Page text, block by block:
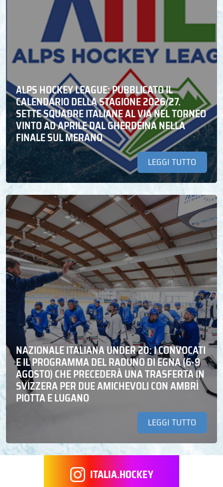
ALPS HOCKEY LEAGUE: PUBBLICATO IL
CALENDARIO DELLA STAGIONE 2026/27.
SETTE SQUADRE ITALIANE AL VIA NEL TORNEO
VINTO AD APRILE DAL GHERDEINA NELLA
FINALE SUL MERANO
LEGGI TUTTO
NAZIONALE ITALIANA UNDER 20: I CONVOCATI
E IL PROGRAMMA DEL RADUNO DI EGNA (6-9
AGOSTO) CHE PRECEDERÀ UNA TRASFERTA IN
SVIZZERA PER DUE AMICHEVOLI CON AMBRÌ
PIOTTA E LUGANO
LEGGI TUTTO
ITALIA.HOCKEY